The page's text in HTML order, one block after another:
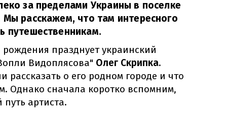
за пределами Украины в поселке
расскажем, что там интересного
путешественникам.
празднует украинский
Видоплясова" Олег Скрипка.
о его родном городе и что
Однако сначала коротко вспомним,
артиста.